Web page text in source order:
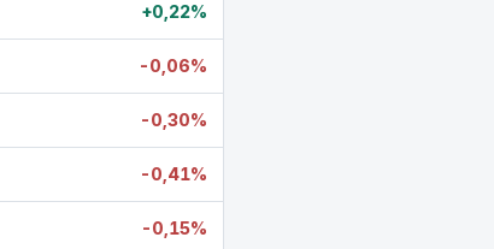
+0,22%
-0,06%
-0,30%
-0,41%
-0,15%